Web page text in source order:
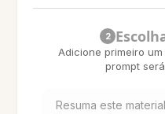
2
Adicione primeiro
prompt
Resuma este